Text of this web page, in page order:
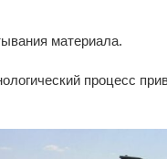
материала.
процесс